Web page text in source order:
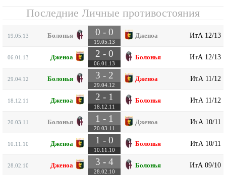
Последние Личные противостояния
19.05.13 Болонья 0 - 0
19.05.13
Дженоа ИтА 12/13
06.01.13 Дженоа 2 - 0
06.01.13
Болонья ИтА 12/13
29.04.12 Болонья 3 - 2
29.04.12
Дженоа ИтА 11/12
18.12.11 Дженоа 2 - 1
18.12.11
Болонья ИтА 11/12
20.03.11 Болонья 1 - 1
20.03.11
Дженоа ИтА 10/11
10.11.10 Дженоа 1 - 0
10.11.10
Болонья ИтА 10/11
28.02.10 Дженоа 3 - 4
28.02.10
Болонья ИтА 09/10